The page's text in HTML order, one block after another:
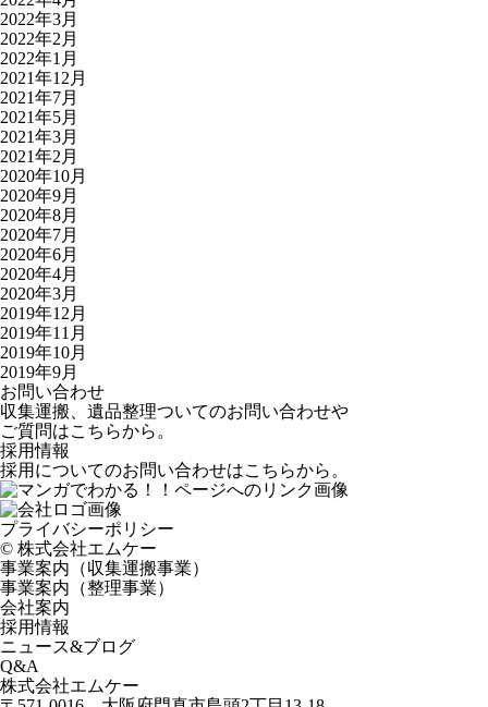
2022年3月
2022年2月
2022年1月
2021年12月
2021年7月
2021年5月
2021年3月
2021年2月
2020年10月
2020年9月
2020年8月
2020年7月
2020年6月
2020年4月
2020年3月
2019年12月
2019年11月
2019年10月
2019年9月
お問い合わせ
収集運搬、遺品整理ついてのお問い合わせや
ご質問はこちらから。
採用情報
採用についてのお問い合わせはこちらから。
プライバシーポリシー
©️ 株式会社エムケー
事業案内（収集運搬事業）
事業案内（整理事業）
会社案内
採用情報
ニュース&ブログ
Q&A
株式会社エムケー